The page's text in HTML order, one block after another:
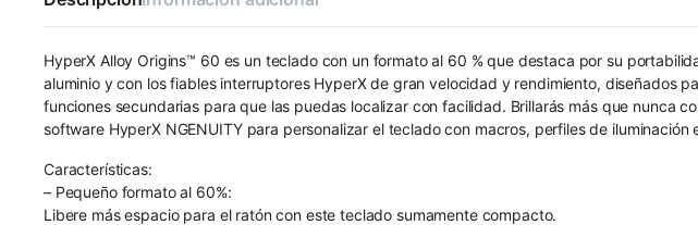
HyperX Alloy Origins™ 60 es un teclado con un formato al 60 % que destaca por su
aluminio y con los fiables interruptores HyperX de gran velocidad y rendimiento, diseñados
funciones secundarias para que las puedas localizar con facilidad. Brillarás más que nunca
software HyperX NGENUITY para personalizar el teclado con macros, perfiles de iluminación
Características:
– Pequeño formato al 60%:
Libere más espacio para el ratón con este teclado sumamente compacto.